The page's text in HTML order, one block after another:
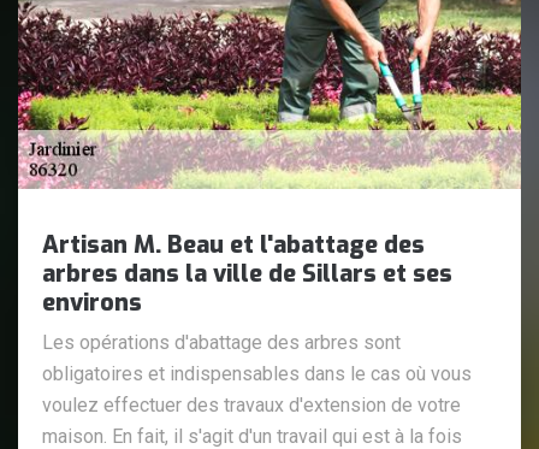
Artisan M. Beau et l'abattage des
arbres dans la ville de Sillars et ses
environs
Les opérations d'abattage des arbres sont
obligatoires et indispensables dans le cas où vous
voulez effectuer des travaux d'extension de votre
maison. En fait, il s'agit d'un travail qui est à la fois